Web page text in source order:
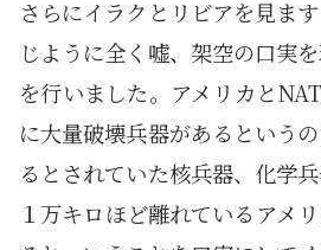
さらにイラクとリビアを見ま
じように全く嘘、架空の口実
を行いました。アメリカと
に大量破壊兵器があるという
るとされていた核兵器、化学
１万キロほど離れているアメ